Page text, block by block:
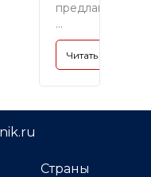
предлагают
...
Читать
Страны